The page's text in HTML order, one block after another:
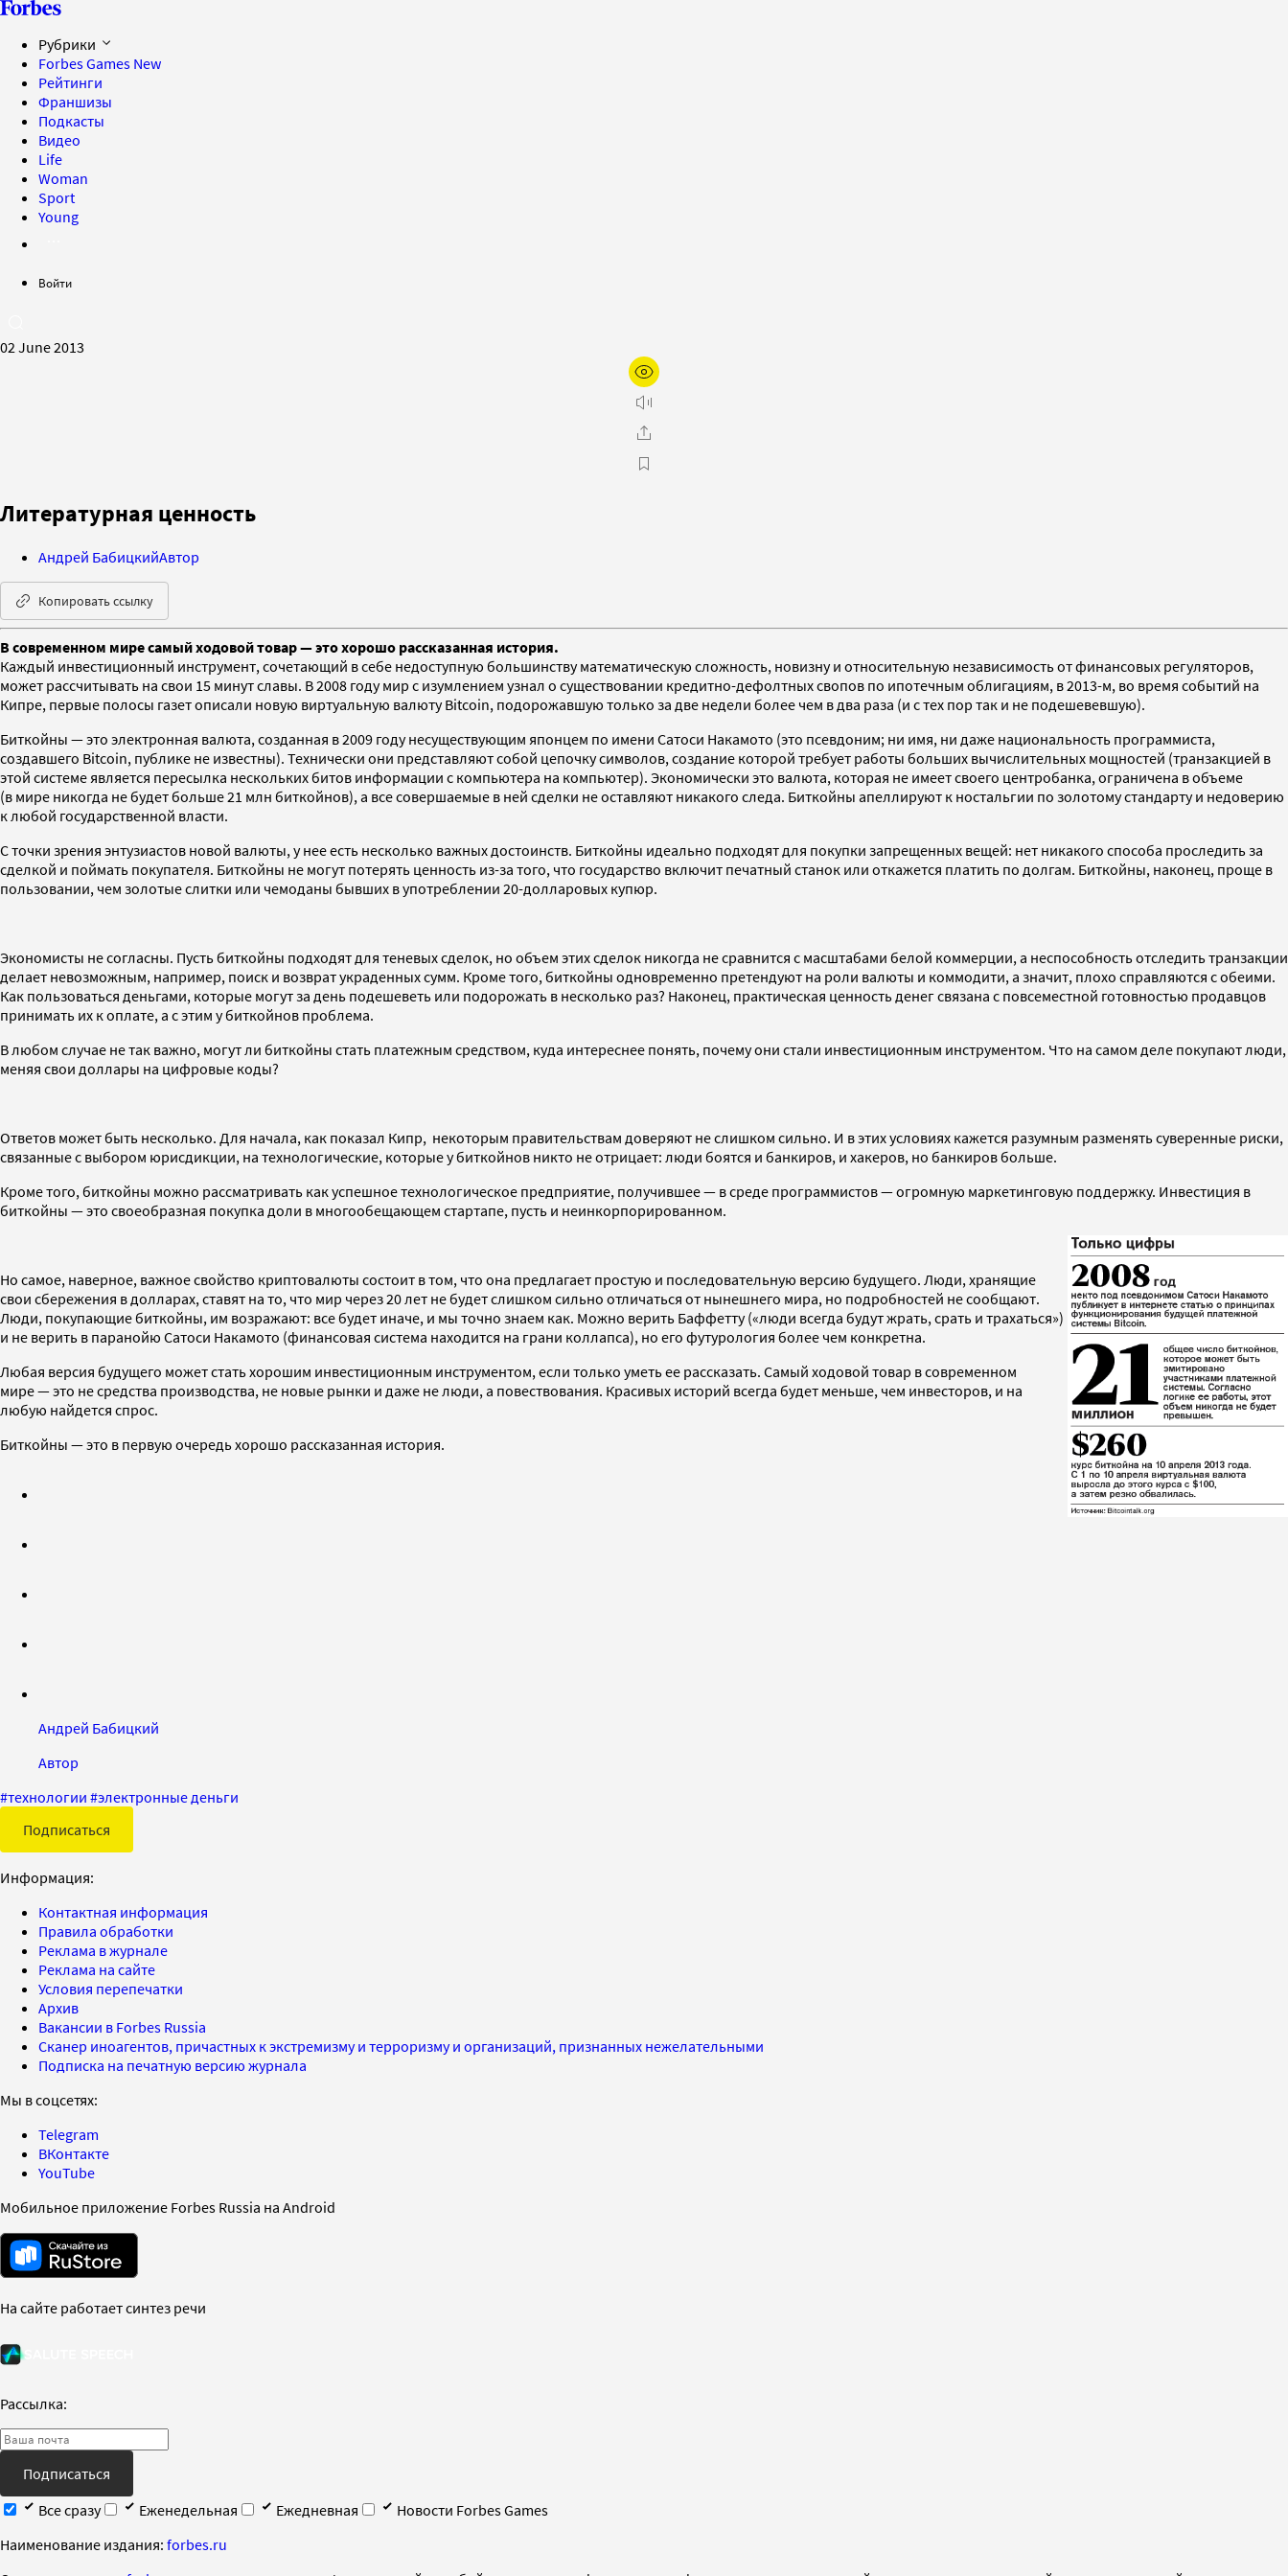
Рубрики
Forbes Games New
Рейтинги
Франшизы
Подкасты
Видео
Life
Woman
Sport
Young
Войти
02 June 2013
Литературная ценность
Андрей БабицкийАвтор
Копировать ссылку
В современном мире самый ходовой товар — это хорошо рассказанная история.
Каждый инвестиционный инструмент, сочетающий в себе недоступную большинству математическую сложность, новизну и относительную независимость от финансовых регуляторов,
может рассчитывать на свои 15 минут славы. В 2008 году мир с изумлением узнал о существовании кредитно-дефолтных свопов по ипотечным облигациям, в 2013-м, во время событий на
Кипре, первые полосы газет описали новую виртуальную валюту Bitcoin, подорожавшую только за две недели более чем в два раза (и с тех пор так и не подешевевшую).
Биткойны — это электронная валюта, созданная в 2009 году несуществующим японцем по имени Сатоси Накамото (это псевдоним; ни имя, ни даже национальность программиста,
создавшего Bitcoin, публике не известны). Технически они представляют собой цепочку символов, создание которой требует работы больших вычислительных мощностей (транзакцией в
этой системе является пересылка нескольких битов информации с компьютера на компьютер). Экономически это валюта, которая не имеет своего центробанка, ограничена в объеме
(в мире никогда не будет больше 21 млн биткойнов), а все совершаемые в ней сделки не оставляют никакого следа. Биткойны апеллируют к ностальгии по золотому стандарту и недоверию
к любой государственной власти.
С точки зрения энтузиастов новой валюты, у нее есть несколько важных достоинств. Биткойны идеально подходят для покупки запрещенных вещей: нет никакого способа проследить за
сделкой и поймать покупателя. Биткойны не могут потерять ценность из-за того, что государство включит печатный станок или откажется платить по долгам. Биткойны, наконец, проще в
пользовании, чем золотые слитки или чемоданы бывших в употреблении 20-долларовых купюр.
Экономисты не согласны. Пусть биткойны подходят для теневых сделок, но объем этих сделок никогда не сравнится с масштабами белой коммерции, а неспособность отследить транзакции
делает невозможным, например, поиск и возврат украденных сумм. Кроме того, биткойны одновременно претендуют на роли валюты и коммодити, а значит, плохо справляются с обеими.
Как пользоваться деньгами, которые могут за день подешеветь или подорожать в несколько раз? Наконец, практическая ценность денег связана с повсеместной готовностью продавцов
принимать их к оплате, а с этим у биткойнов проблема.
В любом случае не так важно, могут ли биткойны стать платежным средством, куда интереснее понять, почему они стали инвестиционным инструментом. Что на самом деле покупают люди,
меняя свои доллары на цифровые коды?
Ответов может быть несколько. Для начала, как показал Кипр, некоторым правительствам доверяют не слишком сильно. И в этих условиях кажется разумным разменять суверенные риски,
связанные с выбором юрисдикции, на технологические, которые у биткойнов никто не отрицает: люди боятся и банкиров, и хакеров, но банкиров больше.
Кроме того, биткойны можно рассматривать как успешное технологическое предприятие, получившее — в среде программистов — огромную маркетинговую поддержку. Инвестиция в
биткойны — это своеобразная покупка доли в многообещающем стартапе, пусть и неинкорпорированном.
Но самое, наверное, важное свойство криптовалюты состоит в том, что она предлагает простую и последовательную версию будущего. Люди, хранящие
свои сбережения в долларах, ставят на то, что мир через 20 лет не будет слишком сильно отличаться от нынешнего мира, но подробностей не сообщают.
Люди, покупающие биткойны, им возражают: все будет иначе, и мы точно знаем как. Можно верить Баффетту («люди всегда будут жрать, срать и трахаться»)
и не верить в паранойю Сатоси Накамото (финансовая система находится на грани коллапса), но его футурология более чем конкретна.
Любая версия будущего может стать хорошим инвестиционным инструментом, если только уметь ее рассказать. Самый ходовой товар в современном
мире — это не средства производства, не новые рынки и даже не люди, а повествования. Красивых историй всегда будет меньше, чем инвесторов, и на
любую найдется спрос.
Биткойны — это в первую очередь хорошо рассказанная история.
Андрей Бабицкий
Автор
#технологии #электронные деньги
Подписаться
Информация:
Контактная информация
Правила обработки
Реклама в журнале
Реклама на сайте
Условия перепечатки
Архив
Вакансии в Forbes Russia
Сканер иноагентов, причастных к экстремизму и терроризму и организаций, признанных нежелательными
Подписка на печатную версию журнала
Мы в соцсетях:
Telegram
ВКонтакте
YouTube
Мобильное приложение Forbes Russia на Android
На сайте работает синтез речи
Рассылка:
Подписаться
Все сразу
Еженедельная Ежедневная
Новости Forbes Games
Наименование издания: forbes.ru